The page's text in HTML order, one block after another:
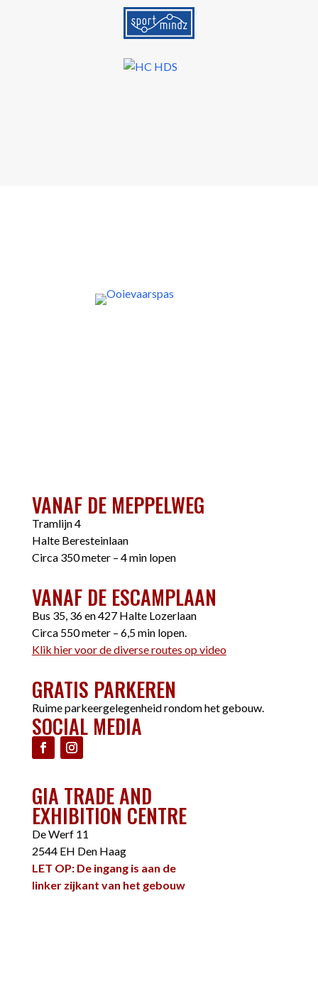
VANAF DE MEPPELWEG
Tramlijn 4
Halte Beresteinlaan
Circa 350 meter – 4 min lopen
VANAF DE ESCAMPLAAN
Bus 35, 36 en 427 Halte Lozerlaan
Circa 550 meter – 6,5 min lopen.
Klik hier voor de diverse routes op video
GRATIS PARKEREN
Ruime parkeergelegenheid rondom het gebouw.
SOCIAL MEDIA
GIA TRADE AND
EXHIBITION CENTRE
De Werf 11
2544 EH Den Haag
LET OP: De ingang is aan de
linker zijkant van het gebouw